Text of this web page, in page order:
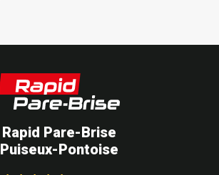
Rapid Pare-Brise
Puiseux-Pontoise